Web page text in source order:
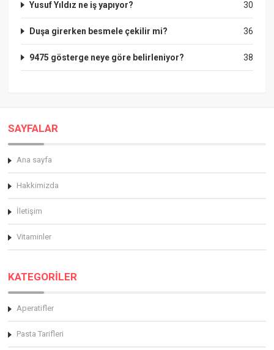
30
Yusuf Yıldız ne iş yapıyor?
36
Duşa girerken besmele çekilir mi?
38
9475 gösterge neye göre belirleniyor?
SAYFALAR
Ana sayfa
Hakkimizda
İletişim
Vitaminler
KATEGORİLER
Aperatifler
Pasta Tarifleri